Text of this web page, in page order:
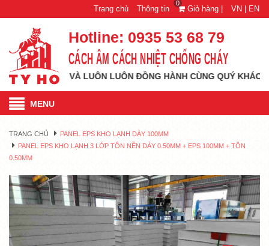
Trang chủ Thông tin
0
Giỏ hàng | VN | EN
Hotline: 0935 53 68 79
CÁCH ÂM CÁCH NHIỆT CHỐNG CHÁY
MỚI VÀ LUÔN LUÔN ĐỒNG HÀNH CÙNG QUÝ KHÁCH
MENU
TRANG CHỦ
PANEL EPS KHO LẠNH DÀY 100MM
PANEL EPS KHO LẠNH 3 LỚP TÔN NỀN DÀY 0.50MM + EPS 100MM + TÔN
0.50MM